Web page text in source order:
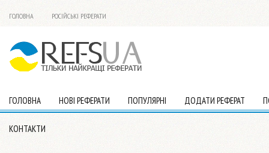
ГОЛОВНА РОСІЙСЬКІ РЕФЕРАТИ
ГОЛОВНА НОВІ РЕФЕРАТИ ПОПУЛЯРНІ ДОДАТИ РЕФЕРАТ
КОНТАКТИ